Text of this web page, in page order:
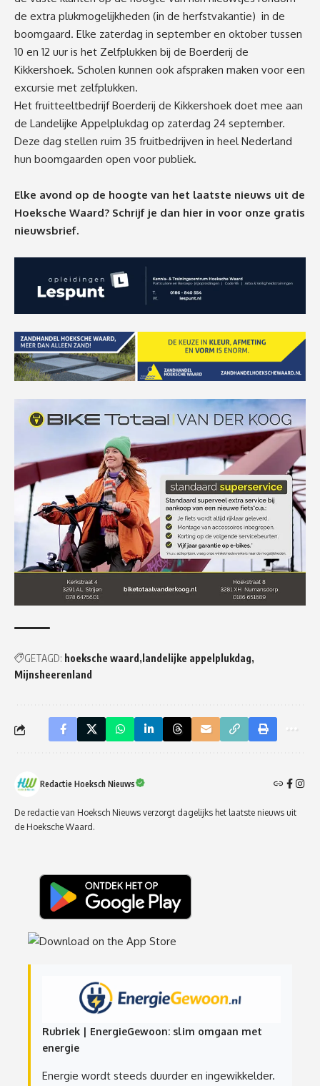
de extra plukmogelijkheden (in de herfstvakantie) in de
boomgaard. Elke zaterdag in september en oktober tussen
10 en 12 uur is het Zelfplukken bij de Boerderij de
Kikkershoek. Scholen kunnen ook afspraken maken voor een
excursie met zelfplukken.
Het fruitteeltbedrijf Boerderij de Kikkershoek doet mee aan
de Landelijke Appelplukdag op zaterdag 24 september.
Deze dag stellen ruim 35 fruitbedrijven in heel Nederland
hun boomgaarden open voor publiek.
Elke avond op de hoogte van het laatste nieuws uit de
Hoeksche Waard? Schrijf je dan hier in voor onze gratis
nieuwsbrief.
GETAGD: hoeksche waard
landelijke appelplukdag
Mijnsheerenland
Redactie Hoeksch Nieuws
De redactie van Hoeksch Nieuws verzorgt dagelijks het laatste nieuws uit
de Hoeksche Waard.
Rubriek | EnergieGewoon: slim omgaan met
energie
Energie wordt steeds duurder en ingewikkelder.